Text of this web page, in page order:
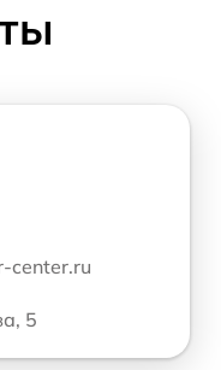
center.ru
5